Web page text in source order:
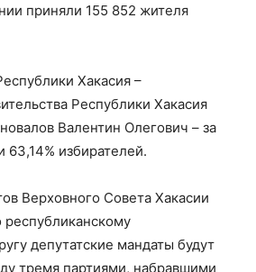
приняли 155 852 жителя
Хакасия –
Республики Хакасия
Валентин Олегович – за
63,14% избирателей.
Верховного Совета Хакасии
республиканскому
депутатские мандаты будут
тремя партиями, набравшими